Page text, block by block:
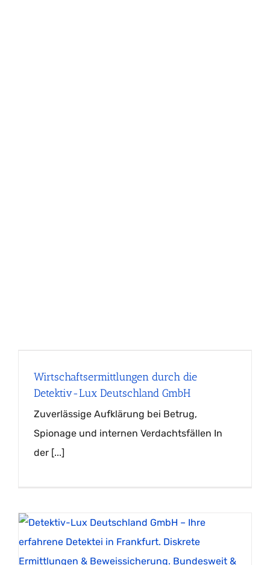
Wirtschaftsermittlungen durch die
Detektiv-Lux Deutschland GmbH
Zuverlässige Aufklärung bei Betrug,
Spionage und internen Verdachtsfällen In
der [...]